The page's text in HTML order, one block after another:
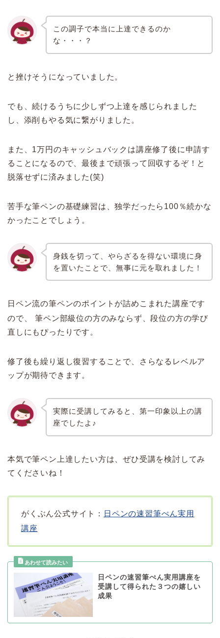
この調子で本当に上達できるのか
な・・・？
と挫けそうになっていました。
でも、続けるうちに少しずつ上達を感じられました
し、添削もやる気に繋がりました。
また、1万円のキャッシュバックは講座修了後に申請す
ることになるので、最後まで頑張って回収するぞ！と
脱落せずに済みました(笑)
苦手な筆ペンの基礎練習は、独学だったら100％続かな
かったことでしょう。
身銭を切って、やらざるを得ない環境に身
を置いたことで、無事に元を取れました！
日ペン流の筆ペンのポイントが詰めこまれた講座です
ので、 筆ペン部級位の方のみならず、段位の方の学び
直しにもぴったりです。
修了後も繰り返し復習することで、さらなるレベルア
ップが期待できます。
実際に受講してみると、第一印象以上の講
座でしたよ♪
本気で筆ペン上達したい方は、ぜひ受講を検討してみ
てくださいね！
がくぶん公式サイト：
日ペンの速習筆ぺん実用
講座
日ペンの速習筆ぺん実用講座を
受講して得られた３つの嬉しい
成果